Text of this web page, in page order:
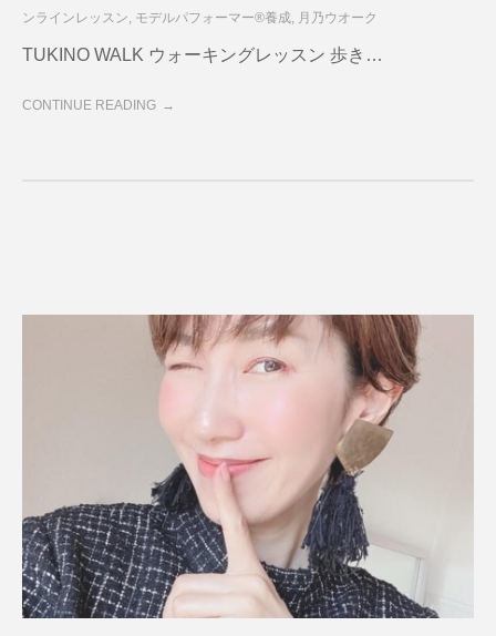
ンラインレッスン, モデルパフォーマー®養成, 月乃ウオーク
TUKINO WALK ウォーキングレッスン 歩き…
CONTINUE READING